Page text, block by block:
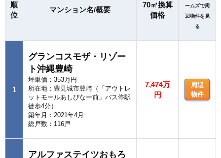
順
位
マンション名/概要
70㎡換算
価格
ームズで周
辺物件を見
る
1
グランコスモザ・リゾー
ト沖縄豊崎
坪単価：353万円
所在地：豊見城市豊崎（「アウトレ
ットモールあしびなー前」バス停駅
徒歩4分）
築年月：2021年4月
総戸数：116戸
7,474万
円
周辺
物件
アルファステイツおもろ